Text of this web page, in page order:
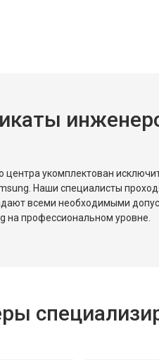
центра укомплектован
Наши специалисты
всеми необходимыми
на профессиональном уровне.